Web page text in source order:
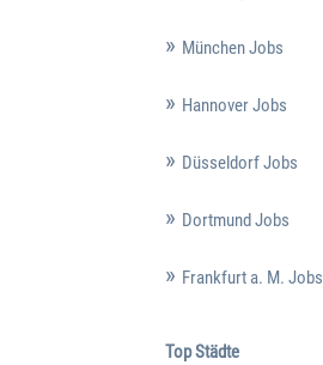
München Jobs
Hannover Jobs
Düsseldorf Jobs
Dortmund Jobs
Frankfurt a. M. Jobs
Top Städte